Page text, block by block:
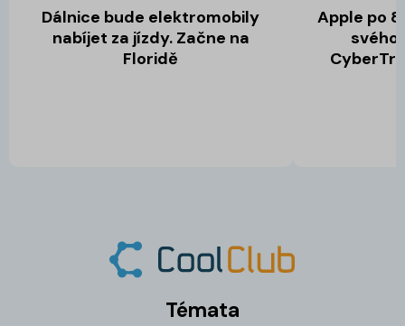
Dálnice bude elektromobily
nabíjet za jízdy. Začne na
Floridě
Apple po
svého
Témata